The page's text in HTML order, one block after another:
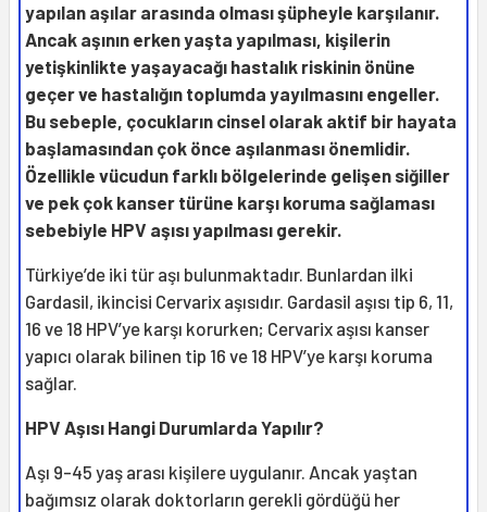
yapılan aşılar arasında olması şüpheyle karşılanır.
Ancak aşının erken yaşta yapılması, kişilerin
yetişkinlikte yaşayacağı hastalık riskinin önüne
geçer ve hastalığın toplumda yayılmasını engeller.
Bu sebeple, çocukların cinsel olarak aktif bir hayata
başlamasından çok önce aşılanması önemlidir.
Özellikle vücudun farklı bölgelerinde gelişen siğiller
ve pek çok kanser türüne karşı koruma sağlaması
sebebiyle HPV aşısı yapılması gerekir.
Türkiye’de iki tür aşı bulunmaktadır. Bunlardan ilki
Gardasil, ikincisi Cervarix aşısıdır. Gardasil aşısı tip 6, 11,
16 ve 18 HPV’ye karşı korurken; Cervarix aşısı kanser
yapıcı olarak bilinen tip 16 ve 18 HPV’ye karşı koruma
sağlar.
HPV Aşısı Hangi Durumlarda Yapılır?
Aşı 9-45 yaş arası kişilere uygulanır. Ancak yaştan
bağımsız olarak doktorların gerekli gördüğü her